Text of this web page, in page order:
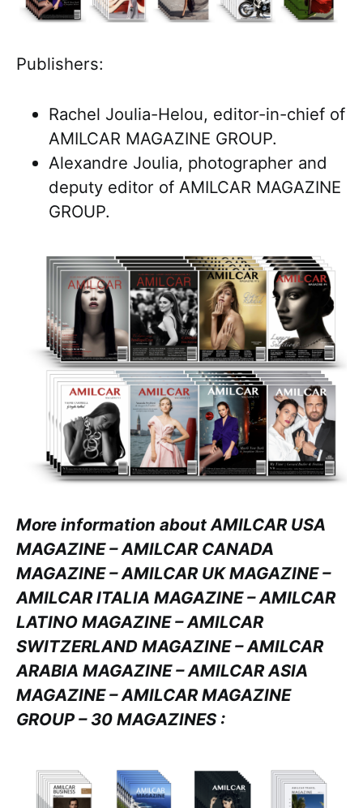
Publishers:
Rachel Joulia-Helou, editor-in-chief of
AMILCAR MAGAZINE GROUP.
Alexandre Joulia, photographer and
deputy editor of AMILCAR MAGAZINE
GROUP.
More information about AMILCAR USA
MAGAZINE – AMILCAR CANADA
MAGAZINE – AMILCAR UK MAGAZINE –
AMILCAR ITALIA MAGAZINE – AMILCAR
LATINO MAGAZINE – AMILCAR
SWITZERLAND MAGAZINE – AMILCAR
ARABIA MAGAZINE – AMILCAR ASIA
MAGAZINE – AMILCAR MAGAZINE
GROUP – 30 MAGAZINES :